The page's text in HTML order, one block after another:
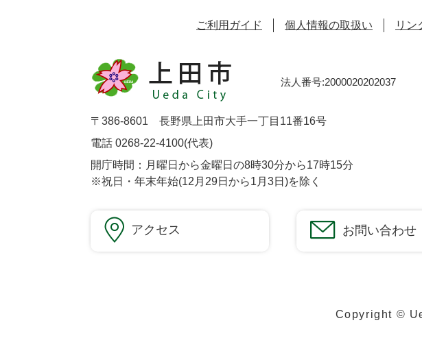
ご利用ガイド 個人情報の取扱い リン
法人番号:2000020202037
〒386-8601 長野県上田市大手一丁目11番16号
電話 0268-22-4100(代表)
開庁時間：月曜日から金曜日の8時30分から17時15分
※祝日・年末年始(12月29日から1月3日)を除く
アクセス お問い合わせ
Copyright ©